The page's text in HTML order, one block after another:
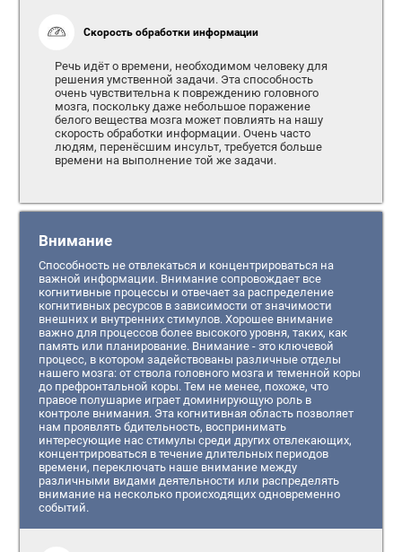
Скорость обработки информации
Речь идёт о времени, необходимом человеку для
решения умственной задачи. Эта способность
очень чувствительна к повреждению головного
мозга, поскольку даже небольшое поражение
белого вещества мозга может повлиять на нашу
скорость обработки информации. Очень часто
людям, перенёсшим инсульт, требуется больше
времени на выполнение той же задачи.
Внимание
Способность не отвлекаться и концентрироваться на
важной информации. Внимание сопровождает все
когнитивные процессы и отвечает за распределение
когнитивных ресурсов в зависимости от значимости
внешних и внутренних стимулов. Хорошее внимание
важно для процессов более высокого уровня, таких, как
память или планирование. Внимание - это ключевой
процесс, в котором задействованы различные отделы
нашего мозга: от ствола головного мозга и теменной коры
до префронтальной коры. Тем не менее, похоже, что
правое полушарие играет доминирующую роль в
контроле внимания. Эта когнитивная область позволяет
нам проявлять бдительность, воспринимать
интересующие нас стимулы среди других отвлекающих,
концентрироваться в течение длительных периодов
времени, переключать наше внимание между
различными видами деятельности или распределять
внимание на несколько происходящих одновременно
событий.